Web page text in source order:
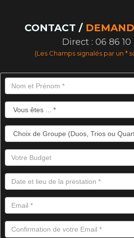
CONTACT /
Direct : 06 86 10
(Les Champs signalés par un *